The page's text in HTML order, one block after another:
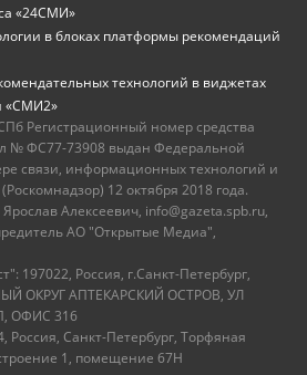
«24СМИ»
в блоках платформы рекомендаций
технологий в виджетах
«СМИ2»
Регистрационный номер средства
№ ФС77-73908 выдан Федеральной
связи, информационных технологий и
12 октября 2018 года.
Алексеевич, info@gazeta.spb.ru,
АО "Открытые Медиа",
197022, Россия, г.Санкт-Петербург,
ОКРУГ АПТЕКАРСКИЙ ОСТРОВ, УЛ
ОФИС 316
Россия, Санкт-Петербург, Торфяная
1, помещение 67Н